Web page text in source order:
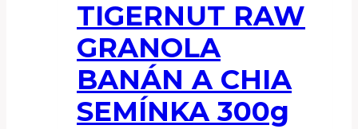
TIGERNUT RAW
GRANOLA
BANÁN A CHIA
SEMÍNKA 300g